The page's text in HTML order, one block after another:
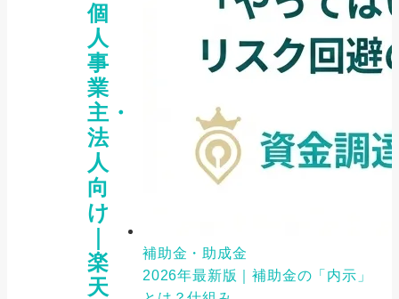
個
人
事
業
主・
法
人
向
け
楽
天
補助金・助成金
2026年最新版｜補助金の「内示」